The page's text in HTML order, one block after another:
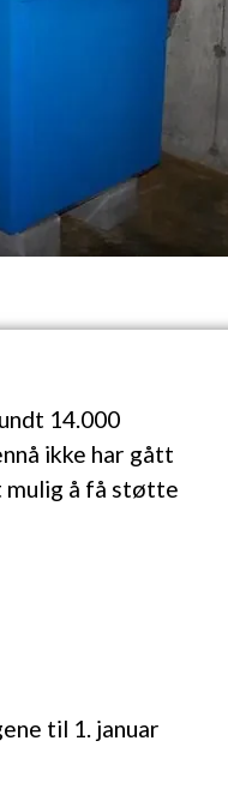
14.000
ikke har gått
mulig å få støtte
til 1. januar